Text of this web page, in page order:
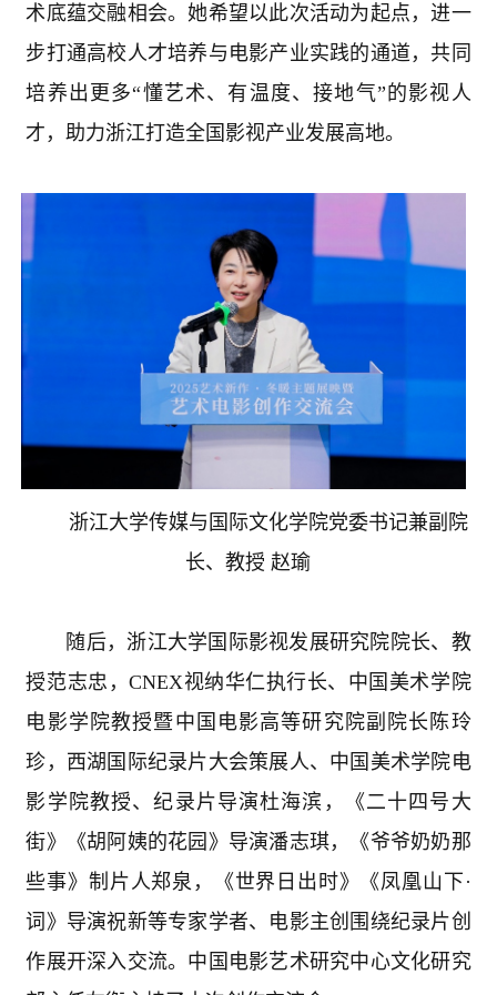
术底蕴交融相会。她希望以此次活动为起点，进一
步打通高校人才培养与电影产业实践的通道，共同
培养出更多“懂艺术、有温度、接地气”的影视人
才，助力浙江打造全国影视产业发展高地。
浙江大学传媒与国际文化学院党委书记兼副院
长、教授 赵瑜
随后，浙江大学国际影视发展研究院院长、教
授范志忠，CNEX视纳华仁执行长、中国美术学院
电影学院教授暨中国电影高等研究院副院长陈玲
珍，西湖国际纪录片大会策展人、中国美术学院电
影学院教授、纪录片导演杜海滨，《二十四号大
街》《胡阿姨的花园》导演潘志琪，《爷爷奶奶那
些事》制片人郑泉，《世界日出时》《凤凰山下 ·
词》导演祝新等专家学者、电影主创围绕纪录片创
作展开深入交流。中国电影艺术研究中心文化研究